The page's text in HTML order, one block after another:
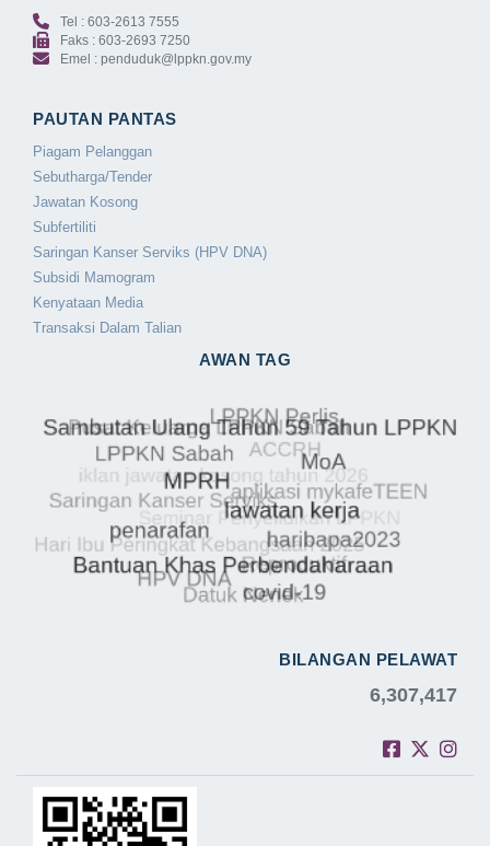
Tel : 603-2613 7555
Faks : 603-2693 7250
Emel : penduduk@lppkn.gov.my
PAUTAN PANTAS
Piagam Pelanggan
Sebutharga/Tender
Jawatan Kosong
Subfertiliti
Saringan Kanser Serviks (HPV DNA)
Subsidi Mamogram
Kenyataan Media
Transaksi Dalam Talian
AWAN TAG
BILANGAN PELAWAT
6,307,417